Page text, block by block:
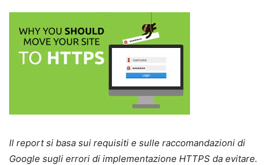
Il report si basa sui requisiti e sulle raccomandazioni di
Google sugli errori di implementazione HTTPS da evitare.